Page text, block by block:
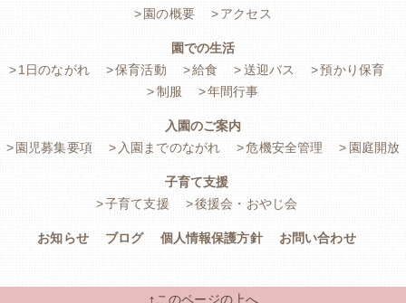
園の概要
アクセス
園での生活
1日のながれ
保育活動 給食 送迎バス
預かり保育
制服
年間行事
入園のご案内
園児募集要項
入園までのながれ 危機安全管理 園庭開放
子育て支援
子育て支援
後援会・おやじ会
お知らせ ブログ 個人情報保護方針 お問い合わせ
このページの上へ